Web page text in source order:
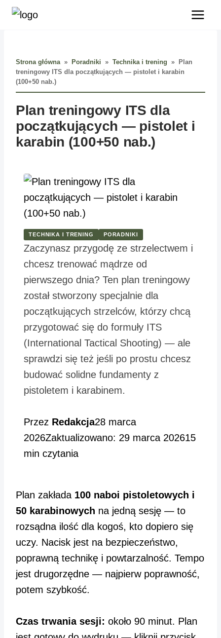
Przejdź
Strona główna » Poradniki » Technika i trening »
Plan
treningowy ITS dla początkujących — pistolet i karabin
(100+50 nab.)
Plan treningowy ITS dla
początkujących — pistolet i
karabin (100+50 nab.)
TECHNIKA I TRENING PORADNIKI
Zaczynasz przygodę ze strzelectwem i
chcesz trenować mądrze od
pierwszego dnia? Ten plan treningowy
został stworzony specjalnie dla
początkujących strzelców, którzy chcą
przygotować się do formuły ITS
(International Tactical Shooting) — ale
sprawdzi się też jeśli po prostu chcesz
budować solidne fundamenty z
pistoletem i karabinem.
Przez Redakcja28 marca
2026Zaktualizowano: 29 marca 202615
min czytania
Plan zakłada 100 naboi pistoletowych i
50 karabinowych na jedną sesję — to
rozsądna ilość dla kogoś, kto dopiero się
uczy. Nacisk jest na bezpieczeństwo,
poprawną technikę i powtarzalność. Tempo
jest drugorzędne — najpierw poprawność,
potem szybkość.
Czas trwania sesji: około 90 minut. Plan